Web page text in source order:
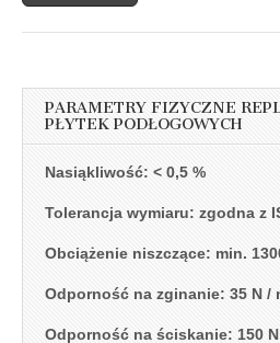
PARAMETRY FIZYCZNE
PŁYTEK PODŁOGOWYCH
Nasiąkliwość: < 0,5 %
Tolerancja wymiaru: zgodna z
Obciążenie niszczące: min.
Odporność na zginanie: 35 N /
Odporność na ściskanie: 150 N